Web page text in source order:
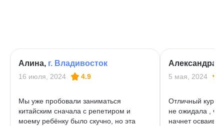
Алина, г. Владивосток
16 июля, 2024 4.9
Мы уже пробовали заниматься
китайским сначала с репетиром и
моему ребёнку было скучно, но эта
Александра,
5 мая, 2024
Отличный курс
не ожидала ,
начнет